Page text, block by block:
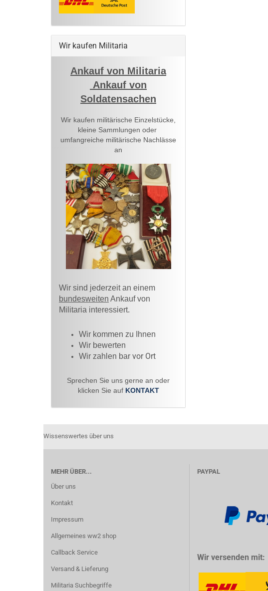
Wir kaufen Militaria
Ankauf von Militaria
Ankauf von
Soldatensachen
Wir kaufen militärische Einzelstücke,
kleine Sammlungen oder
umfangreiche militärische Nachlässe
an
Wir sind jederzeit an einem
bundesweiten Ankauf von
Militaria interessiert.
Wir kommen zu Ihnen​
Wir bewerten
Wir zahlen bar vor Ort
Sprechen Sie uns gerne an oder
klicken Sie auf KONTAKT
Wissenswertes über uns
MEHR ÜBER...
Über uns
Kontakt
Impressum
Allgemeines ww2 shop
Callback Service
Versand & Lieferung
Militaria Suchbegriffe
PAYPAL
Wir versenden mit: